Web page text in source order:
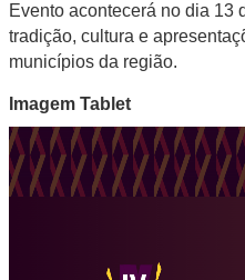
Evento acontecerá no dia 13
tradição, cultura e
municípios da região.
Imagem Tablet